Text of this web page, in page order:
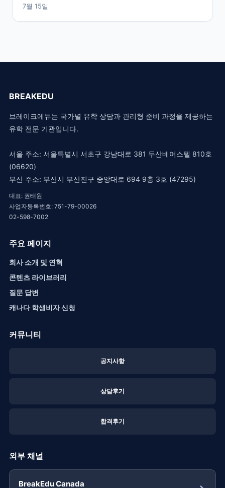
7월 15일
BREAKEDU
브레이크에듀는 국가별 유학 상담과 관리형 준비 과정을 제공하는
유학 전문 기관입니다.
서울 주소: 서울특별시 서초구 강남대로 381 두산베어스텔 810호
(06620)
부산 주소: 부산시 부산진구 중앙대로 694 9층 3호 (47295)
대표: 권태원
사업자등록번호: 751-79-00026
02-598-7002
주요 페이지
회사 소개 및 연혁
콘텐츠 라이브러리
질문 답변
캐나다 학생비자 신청
커뮤니티
공지사항
상담후기
합격후기
외부 채널
BreakEdu Canada